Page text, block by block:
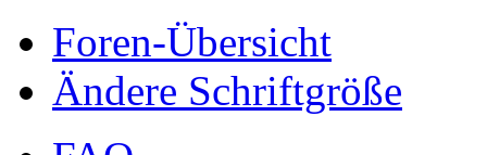
Foren-Übersicht
Ändere Schriftgröße